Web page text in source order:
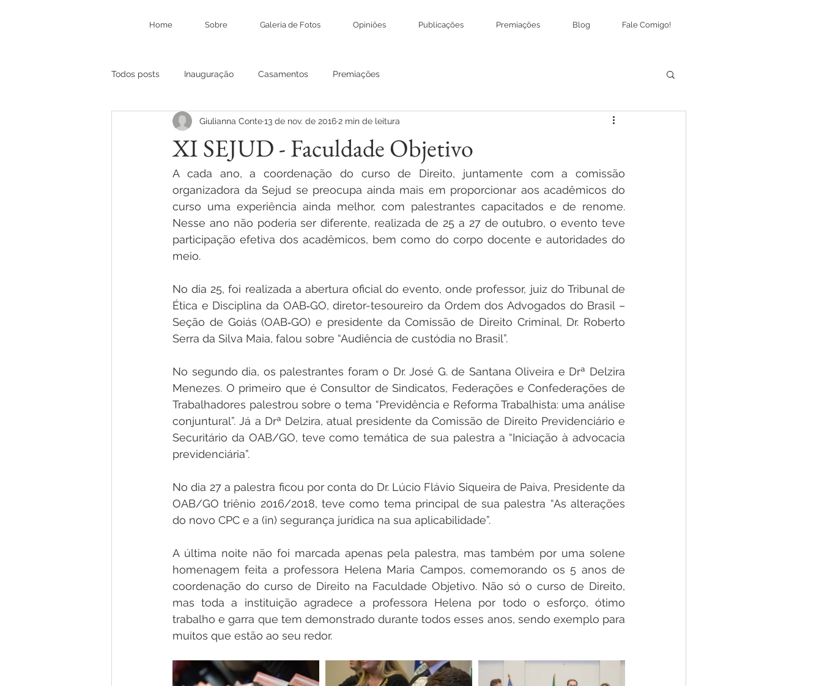
Home Sobre Galeria de Fotos Opiniões Publicações Premiações Blog Fale Comigo!
Todos posts Inauguração Casamentos Premiações
XI SEJUD - Faculdade Objetivo
Giulianna Conte13 de nov. de 20162 min de leitura
A cada ano, a coordenação do curso de Direito, juntamente com a comissão
organizadora da Sejud se preocupa ainda mais em proporcionar aos acadêmicos do
curso uma experiência ainda melhor, com palestrantes capacitados e de renome.
Nesse ano não poderia ser diferente, realizada de 25 a 27 de outubro, o evento teve
participação efetiva dos acadêmicos, bem como do corpo docente e autoridades do
meio.
No dia 25, foi realizada a abertura oficial do evento, onde professor, juiz do Tribunal de
Ética e Disciplina da OAB‑GO, diretor-tesoureiro da Ordem dos Advogados do Brasil –
Seção de Goiás (OAB‑GO) e presidente da Comissão de Direito Criminal, Dr. Roberto
Serra da Silva Maia, falou sobre “Audiência de custódia no Brasil”.
No segundo dia, os palestrantes foram o Dr. José G. de Santana Oliveira e Drª Delzira
Menezes. O primeiro que é Consultor de Sindicatos, Federações e Confederações de
Trabalhadores palestrou sobre o tema “Previdência e Reforma Trabalhista: uma análise
conjuntural”. Já a Drª Delzira, atual presidente da Comissão de Direito Previdenciário e
Securitário da OAB/GO, teve como temática de sua palestra a “Iniciação à advocacia
previdenciária”.
No dia 27 a palestra ficou por conta do Dr. Lúcio Flávio Siqueira de Paiva, Presidente da
OAB/GO triênio 2016/2018, teve como tema principal de sua palestra “As alterações
do novo CPC e a (in) segurança jurídica na sua aplicabilidade”.
A última noite não foi marcada apenas pela palestra, mas também por uma solene
homenagem feita a professora Helena Maria Campos, comemorando os 5 anos de
coordenação do curso de Direito na Faculdade Objetivo. Não só o curso de Direito,
mas toda a instituição agradece a professora Helena por todo o esforço, ótimo
trabalho e garra que tem demonstrado durante todos esses anos, sendo exemplo para
muitos que estão ao seu redor.